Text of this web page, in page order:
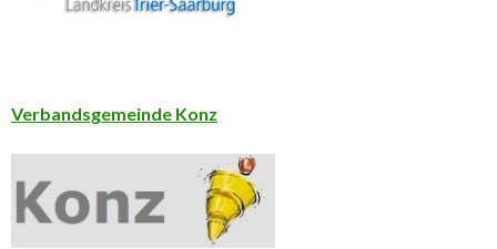
Verbandsgemeinde Konz